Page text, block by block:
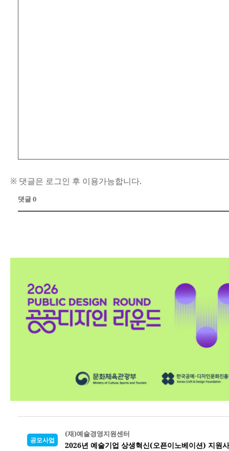
※ 댓글은 로그인 후 이용가능합니다.
댓글 0
공모사업
(재)예술경영지원센터
2026년 예술기업 상생혁신(오픈이노베이션) 지원